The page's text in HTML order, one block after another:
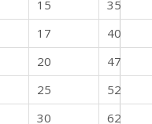
15
35
17
40
20
47
25
52
30
62